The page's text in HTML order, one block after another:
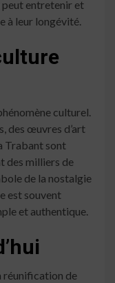
entretenir et
à leur longévité.
culturel.
des œuvres d’art
Trabant sont
des milliers de
de la nostalgie
est souvent
et authentique.
réunification de